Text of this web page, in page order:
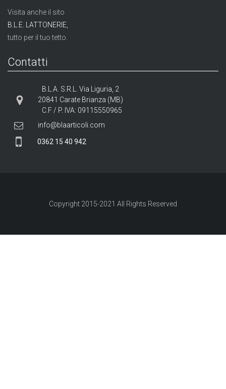
Visita anche il sito
B.L.E. LATTONERIE,
tutto per il tuo tetto.
Contatti
B.L.A. S.R.L. Via Liguria, 2
20841 Carate Brianza (MB)
C.F / P. IVA: 09115550965
info@blaarticoli.com
0362 15 40 942
Copyright 2015-2021 All Rights Reserved